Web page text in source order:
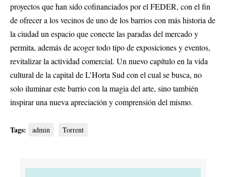
proyectos que han sido cofinanciados por el FEDER, con el fin
de ofrecer a los vecinos de uno de los barrios con más historia de
la ciudad un espacio que conecte las paradas del mercado y
permita, además de acoger todo tipo de exposiciones y eventos,
revitalizar la actividad comercial. Un nuevo capítulo en la vida
cultural de la capital de L’Horta Sud con el cual se busca, no
solo iluminar este barrio con la magia del arte, sino también
inspirar una nueva apreciación y comprensión del mismo.
Tags: admin Torrent